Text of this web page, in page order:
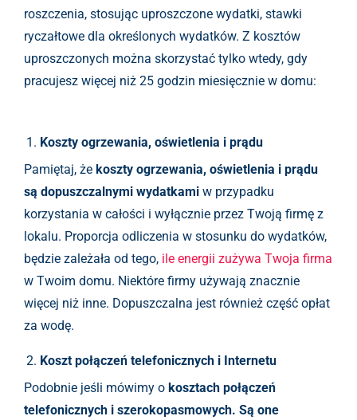
roszczenia, stosując uproszczone wydatki, stawki
ryczałtowe dla określonych wydatków. Z kosztów
uproszczonych można skorzystać tylko wtedy, gdy
pracujesz więcej niż 25 godzin miesięcznie w domu:
Koszty ogrzewania, oświetlenia i prądu
Pamiętaj, że koszty ogrzewania, oświetlenia i prądu
są dopuszczalnymi wydatkami w przypadku
korzystania w całości i wyłącznie przez Twoją firmę z
lokalu. Proporcja odliczenia w stosunku do wydatków,
będzie zależała od tego, ile energii zużywa Twoja firma
w Twoim domu. Niektóre firmy używają znacznie
więcej niż inne. Dopuszczalna jest również część opłat
za wodę.
Koszt połączeń telefonicznych i Internetu
Podobnie jeśli mówimy o kosztach połączeń
telefonicznych i szerokopasmowych. Są one